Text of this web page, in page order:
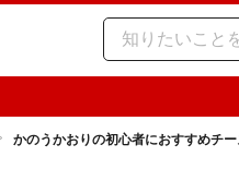
かのうかおりの初心者におすすめチ